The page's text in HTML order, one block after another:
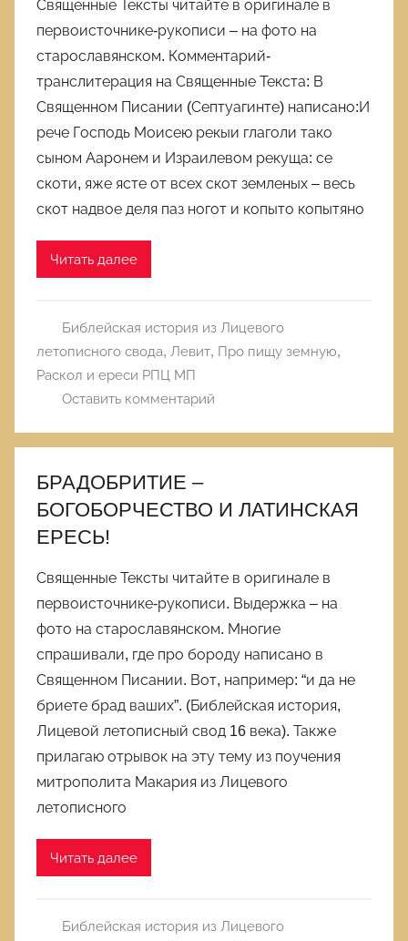
Священные Тексты читайте в оригинале в
первоисточнике-рукописи – на фото на
старославянском. Комментарий-
транслитерация на Священные Текста: В
Священном Писании (Септуагинте) написано:И
рече Господь Моисею рекыи глаголи тако
сыном Ааронем и Израилевом рекуща: се
скоти, яже ясте от всех скот земленых – весь
скот надвое деля паз ногот и копыто копытяно
Читать далее
Библейская история из Лицевого
летописного свода, Левит, Про пищу земную,
Раскол и ереси РПЦ МП
Оставить комментарий
БРАДОБРИТИЕ –
БОГОБОРЧЕСТВО И ЛАТИНСКАЯ
ЕРЕСЬ!
Священные Тексты читайте в оригинале в
первоисточнике-рукописи. Выдержка – на
фото на старославянском. Многие
спрашивали, где про бороду написано в
Священном Писании. Вот, например: “и да не
бриете брад ваших”. (Библейская история,
Лицевой летописный свод 16 века). Также
прилагаю отрывок на эту тему из поучения
митрополита Макария из Лицевого
летописного
Читать далее
Библейская история из Лицевого